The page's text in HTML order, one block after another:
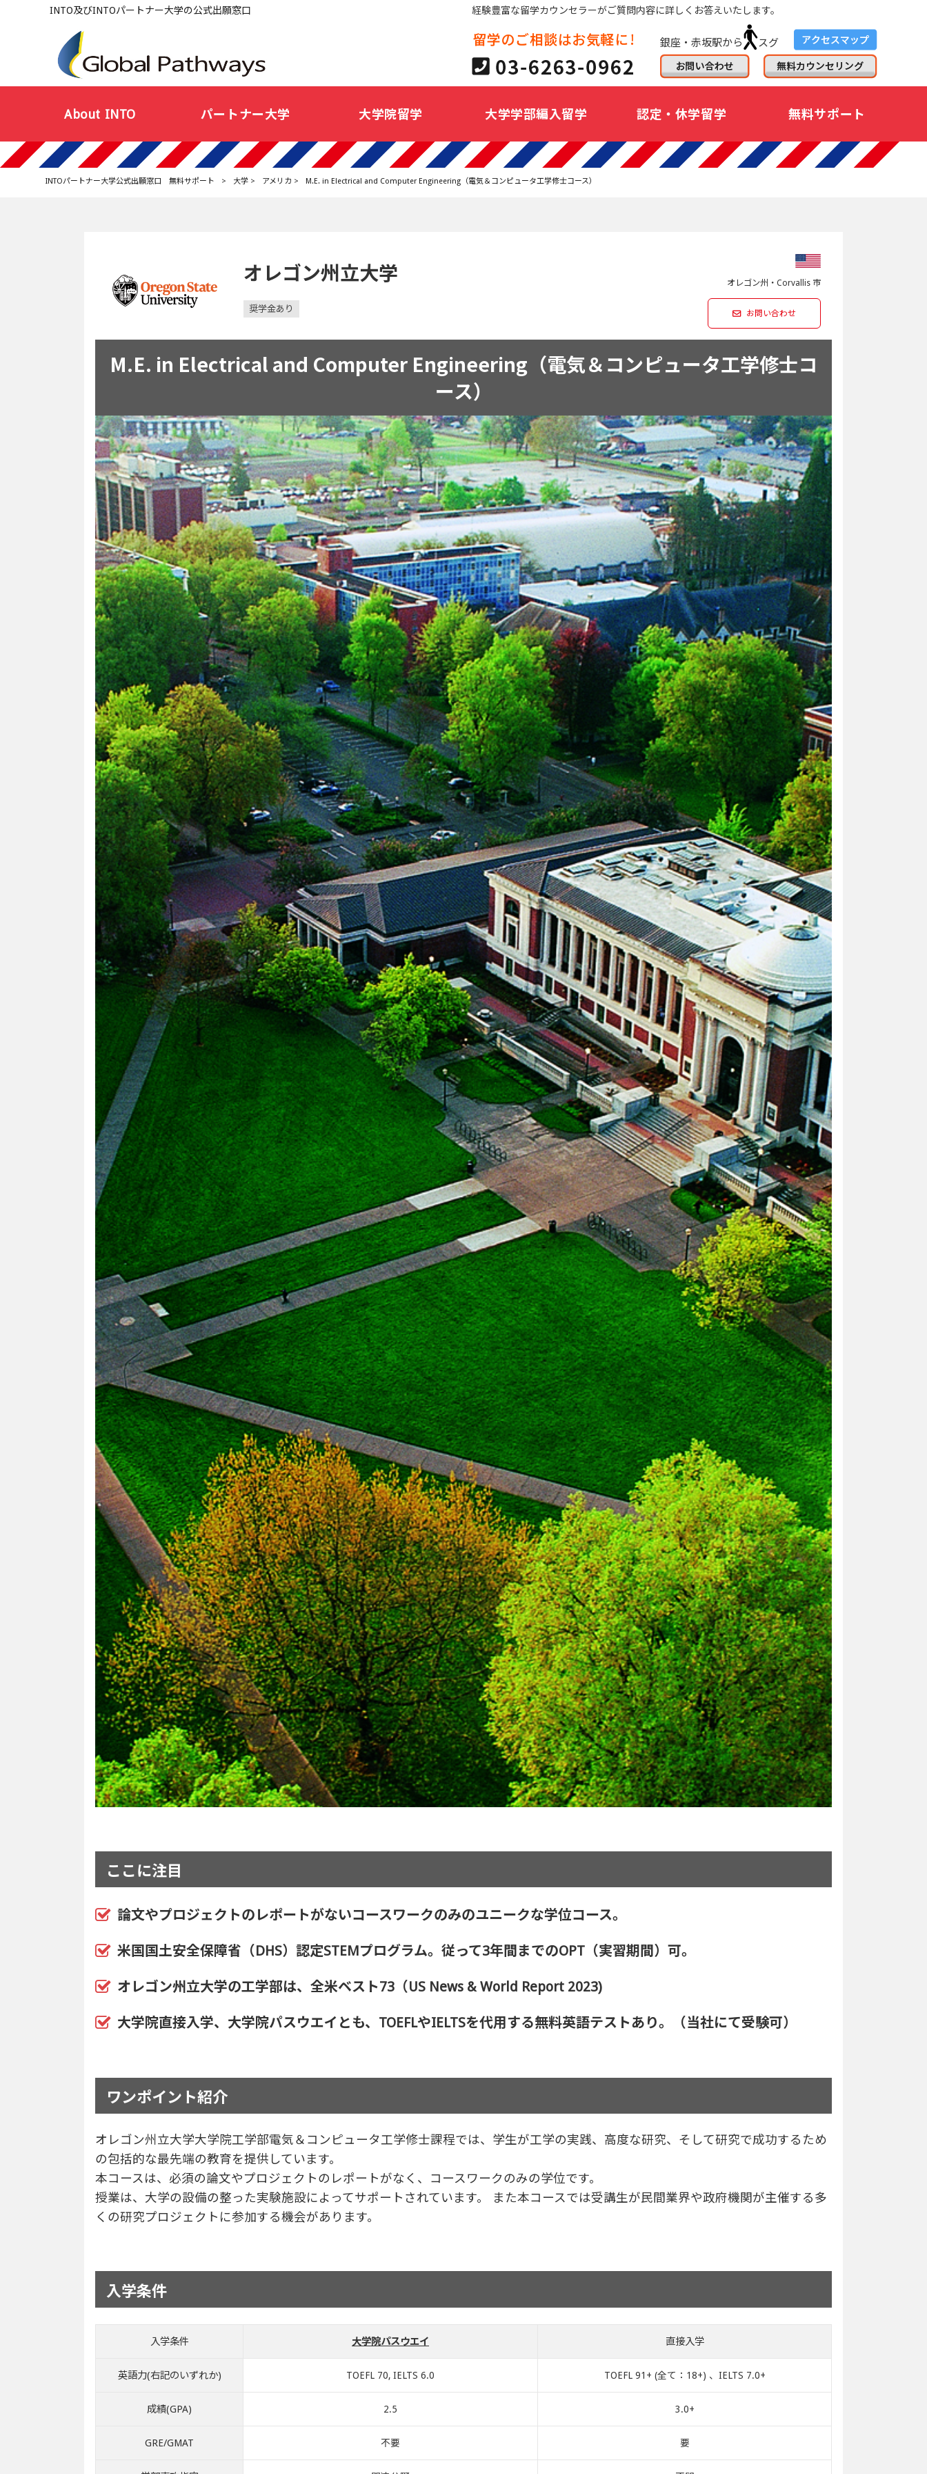
INTO及びINTOパートナー大学の公式出願窓口 経験豊富な留学カウンセラーがご質問内容に詳しくお答えいたします。
銀座・赤坂駅から スグ
About INTO パートナー大学 大学院留学 大学学部編入留学 認定・休学留学 無料サポート
INTOパートナー大学公式出願窓口 無料サポート > 大学> アメリカ > M.E. in Electrical and Computer Engineering（電気＆コンピュータ工学修士コース）
オレゴン州立大学
奨学金あり
オレゴン州・Corvallis 市
お問い合わせ
M.E. in Electrical and Computer Engineering（電気＆コンピュータ工学修士コ
ース）
ここに注目
論文やプロジェクトのレポートがないコースワークのみのユニークな学位コース。
米国国土安全保障省（DHS）認定STEMプログラム。従って3年間までのOPT（実習期間）可。
オレゴン州立大学の工学部は、全米ベスト73（US News & World Report 2023)
大学院直接入学、大学院パスウエイとも、TOEFLやIELTSを代用する無料英語テストあり。（当社にて受験可）
ワンポイント紹介
オレゴン州立大学大学院工学部電気＆コンピュータ工学修士課程では、学生が工学の実践、高度な研究、そして研究で成功するため
の包括的な最先端の教育を提供しています。
本コースは、必須の論文やプロジェクトのレポートがなく、コースワークのみの学位です。
授業は、大学の設備の整った実験施設によってサポートされています。 また本コースでは受講生が民間業界や政府機関が主催する多
くの研究プロジェクトに参加する機会があります。
入学条件
入学条件 大学院パスウエイ 直接入学
英語力(右記のいずれか) TOEFL 70, IELTS 6.0 TOEFL 91+ (全て：18+) 、IELTS 7.0+
成績(GPA) 2.5 3.0+
GRE/GMAT 不要 要